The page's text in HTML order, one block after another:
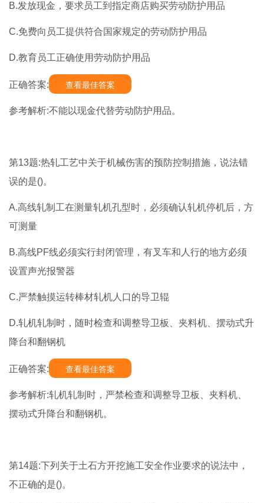
B.发放现金，要求员工到指定商店购买劳动防护用品
C.免费向员工提供符合国家规定的劳动防护用品
D.教育员工正确使用劳动防护用品
正确答案: 查看最佳答案
参考解析:不能以现金代替劳动防护用品。
第13题:热轧工艺中关于机械伤害的预防控制措施，说法错
误的是()。
A.高线轧制工在测量轧机孔型时，必须确认轧机停机后，方
可测量
B.高线PF线必须实行封闭管理，有叉车和人行的地方必须
设置声光报警器
C.严禁触摸运转棒材轧机人口的导卫辊
D.轧机轧制时，随时检查和调整导卫板、夹料机、摆动式升
降台和翻钢机
正确答案: 查看最佳答案
参考解析:轧机轧制时，严禁检查和调整导卫板、夹料机、
摆动式升降台和翻钢机。
第14题:下列关于土石方开挖施工安全作业要求的说法中，
不正确的是()。